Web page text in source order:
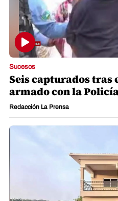
Sucesos
Seis capturados
armado con la
Redacción La Prensa